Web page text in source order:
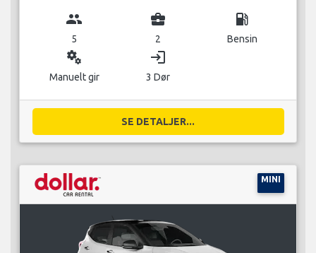
group
5
business_center
2
local_gas_station
Bensin
miscellaneous_services
Manuelt gir
login
3 Dør
SE DETALJER...
MINI